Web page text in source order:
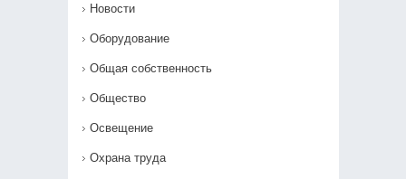
Новости
Оборудование
Общая собственность
Общество
Освещение
Охрана труда